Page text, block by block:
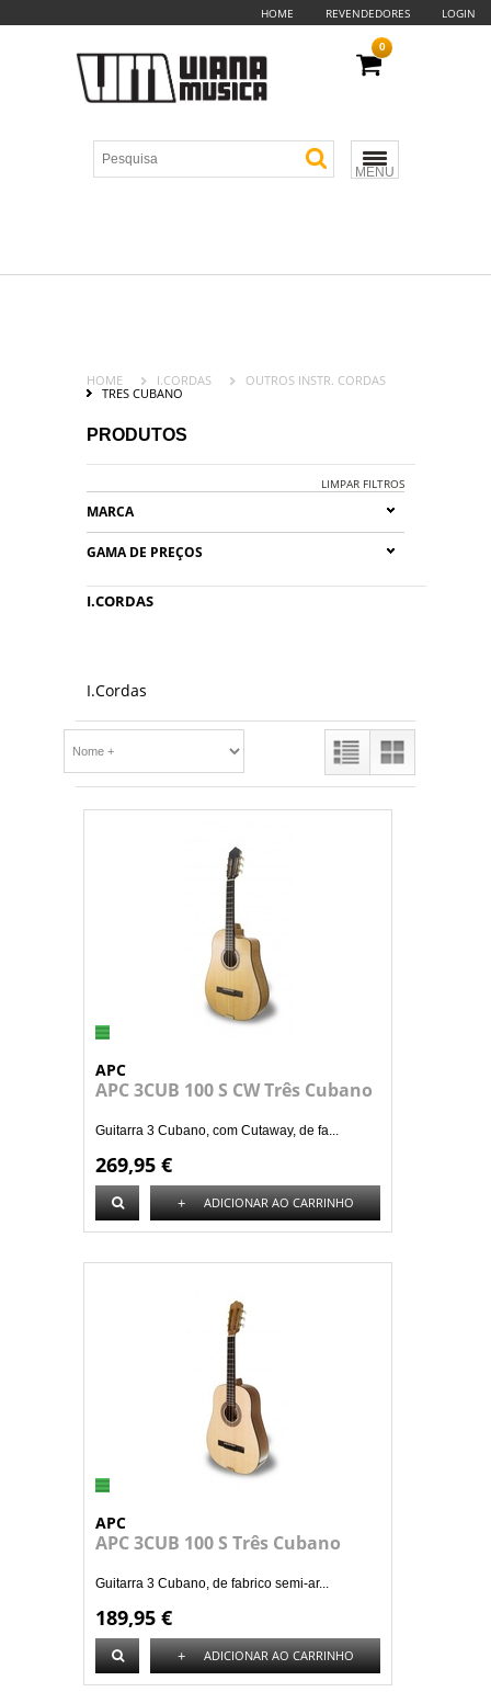
HOME REVENDEDORES LOGIN
MENU
0
HOME I.CORDAS
OUTROS INSTR. CORDAS
TRES CUBANO
PRODUTOS
LIMPAR FILTROS
MARCA
GAMA DE PREÇOS
I.CORDAS
I.Cordas
APC
APC 3CUB 100 S CW Três Cubano
Guitarra 3 Cubano, com Cutaway, de fa...
269,95 €
+ ADICIONAR AO CARRINHO
APC
APC 3CUB 100 S Três Cubano
Guitarra 3 Cubano, de fabrico semi-ar...
189,95 €
+ ADICIONAR AO CARRINHO